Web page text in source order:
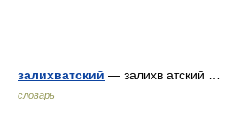
залихватский — залихв атский …
словарь